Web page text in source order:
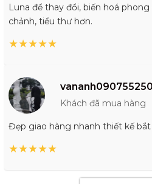
Luna để thay đổi, biến hoá
chảnh, tiểu thư hơn.
★★★★★
Khách đã mua hàng
Đẹp giao hàng nhanh thiết kế
★★★★★